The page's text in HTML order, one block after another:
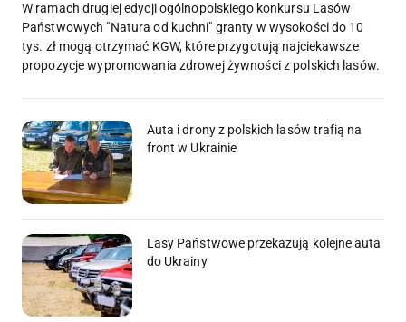
W ramach drugiej edycji ogólnopolskiego konkursu Lasów
Państwowych "Natura od kuchni" granty w wysokości do 10
tys. zł mogą otrzymać KGW, które przygotują najciekawsze
propozycje wypromowania zdrowej żywności z polskich lasów.
Auta i drony z polskich lasów trafią na
front w Ukrainie
Lasy Państwowe przekazują kolejne auta
do Ukrainy